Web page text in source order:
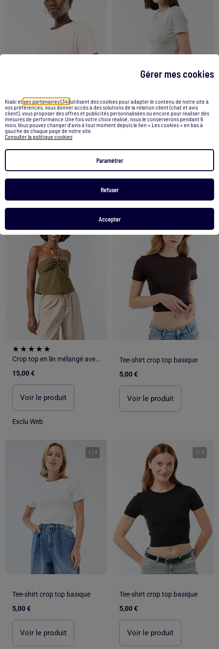
Gérer mes cookies
Kiabi et ses partenaires (34)utilisent des cookies pour adapter le contenu de notre site à
vos préférences, vous donner accès à des solutions de la relation client (chat et avis
client), vous proposer des offres et publicités personnalisées ou encore pour réaliser des
mesures de performance.Une fois votre choix réalisé, nous le conserverons pendant 6
mois.Vous pouvez changer d’avis à tout moment depuis le lien « Les cookies » en bas à
gauche de chaque page de notre site.
Consulter la politique cookies
Paramétrer
Refuser
Accepter
Tee-shirt crop top basique
5,00 €
Tee-shirt crop top basique
Crop top en lin mélangé avec perles
15,00 €
Voir le produit
Exclu Web
Tee-shirt crop top basique
5,00 €
Voir le produit
1 /4
Tee-shirt crop top basique
5,00 €
Voir le produit
1 /4
Tee-shirt crop top basique
5,00 €
Voir le produit